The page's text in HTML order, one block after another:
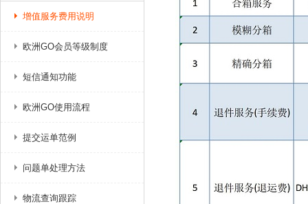
增值服务费用说明
欧洲GO会员等级制度
短信通知功能
欧洲GO使用流程
提交运单范例
问题单处理方法
物流查询跟踪